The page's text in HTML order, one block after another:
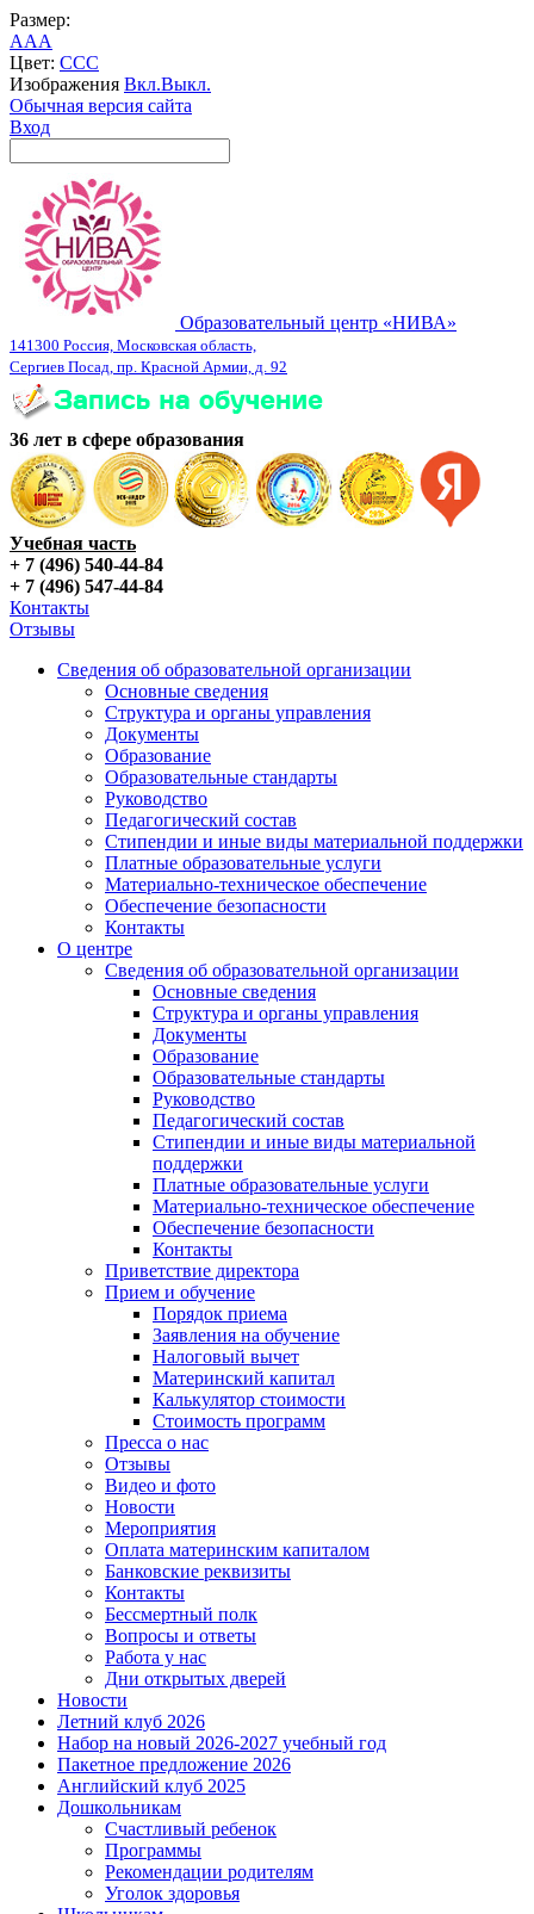
Размер:
AAA
Цвет: CCC
Изображения Вкл.Выкл.
Обычная версия сайта
Вход
Образовательный центр «НИВА»
141300 Россия, Московская область,
Сергиев Посад, пр. Красной Армии, д. 92
36 лет в сфере образования
Учебная часть
+ 7 (496) 540-44-84
+ 7 (496) 547-44-84
Контакты
Отзывы
Сведения об образовательной организации
Основные сведения
Структура и органы управления
Документы
Образование
Образовательные стандарты
Руководство
Педагогический состав
Стипендии и иные виды материальной поддержки
Платные образовательные услуги
Материально-техническое обеспечение
Обеспечение безопасности
Контакты
О центре
Сведения об образовательной организации
Основные сведения
Структура и органы управления
Документы
Образование
Образовательные стандарты
Руководство
Педагогический состав
Стипендии и иные виды материальной
поддержки
Платные образовательные услуги
Материально-техническое обеспечение
Обеспечение безопасности
Контакты
Приветствие директора
Прием и обучение
Порядок приема
Заявления на обучение
Налоговый вычет
Материнский капитал
Калькулятор стоимости
Стоимость программ
Пресса о нас
Отзывы
Видео и фото
Новости
Мероприятия
Оплата материнским капиталом
Банковские реквизиты
Контакты
Бессмертный полк
Вопросы и ответы
Работа у нас
Дни открытых дверей
Новости
Летний клуб 2026
Набор на новый 2026-2027 учебный год
Пакетное предложение 2026
Английский клуб 2025
Дошкольникам
Счастливый ребенок
Программы
Рекомендации родителям
Уголок здоровья